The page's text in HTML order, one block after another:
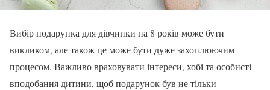
Вибір подарунка для дівчинки на 8 років може бути
викликом, але також це може бути дуже захоплюючим
процесом. Важливо враховувати інтереси, хобі та особисті
вподобання дитини, щоб подарунок був не тільки